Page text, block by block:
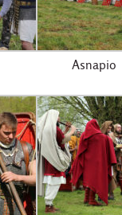
Asnapio